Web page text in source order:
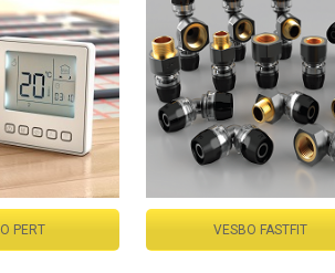
PERT VESBO FASTFIT